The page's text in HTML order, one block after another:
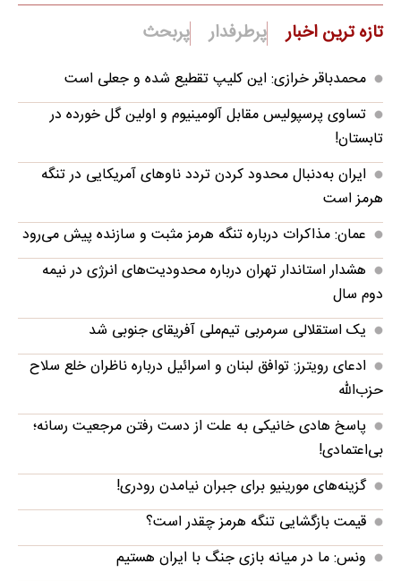
تازه ترین اخبار پرطرفدار پربحث
محمدباقر خرازی: این کلیپ تقطیع شده و جعلی است
تساوی پرسپولیس مقابل آلومینیوم و اولین گل خورده در
تابستان!
ایران به‌دنبال محدود کردن تردد ناوهای آمریکایی در تنگه
هرمز است
عمان: مذاکرات درباره تنگه هرمز مثبت و سازنده پیش می‌رود
هشدار استاندار تهران درباره محدودیت‌های انرژی در نیمه
دوم سال
یک استقلالی سرمربی تیم‌ملی آفریقای جنوبی شد
ادعای رویترز: توافق لبنان و اسرائیل درباره ناظران خلع سلاح
حزب‌الله
پاسخ هادی خانیکی به علت از دست رفتن مرجعیت رسانه؛
بی‌اعتمادی!
گزینه‌های مورینیو برای جبران نیامدن رودری!
قیمت بازگشایی تنگه هرمز چقدر است؟
ونس: ما در میانه بازی جنگ با ایران هستیم